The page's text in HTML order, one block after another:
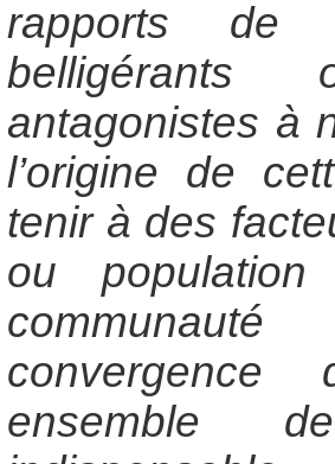
rapports de
antagonistes à
l’origine de
tenir à des
ou
convergence
ensemble